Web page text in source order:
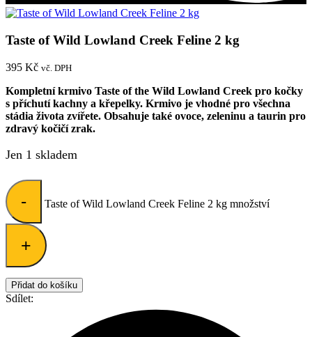
Taste of Wild Lowland Creek Feline 2 kg
395 Kč vč. DPH
Kompletní krmivo Taste of the Wild Lowland Creek pro kočky
s příchutí kachny a křepelky. Krmivo je vhodné pro všechna
stádia života zvířete. Obsahuje také ovoce, zeleninu a taurin pro
zdravý kočičí zrak.
Jen 1 skladem
- Taste of Wild Lowland Creek Feline 2 kg množství
+
Přidat do košíku
Sdílet: